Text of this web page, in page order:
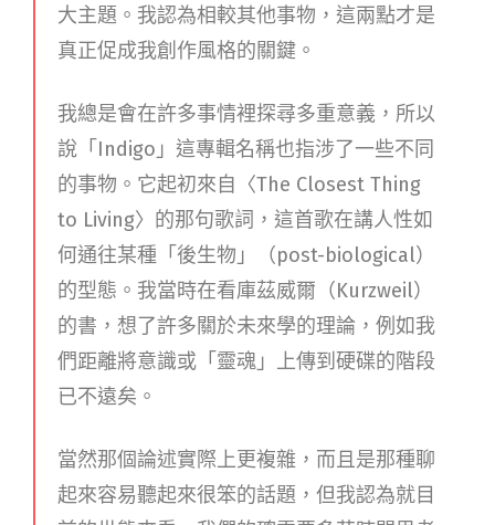
大主題。我認為相較其他事物，這兩點才是
真正促成我創作風格的關鍵。
我總是會在許多事情裡探尋多重意義，所以
說「Indigo」這專輯名稱也指涉了一些不同
的事物。它起初來自〈The Closest Thing
to Living〉的那句歌詞，這首歌在講人性如
何通往某種「後生物」（post-biological）
的型態。我當時在看庫茲威爾（Kurzweil）
的書，想了許多關於未來學的理論，例如我
們距離將意識或「靈魂」上傳到硬碟的階段
已不遠矣。
當然那個論述實際上更複雜，而且是那種聊
起來容易聽起來很笨的話題，但我認為就目